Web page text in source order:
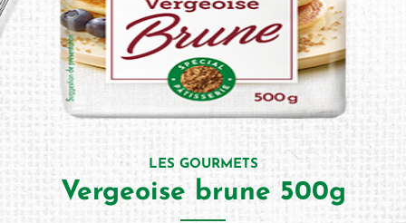
LES GOURMETS
Vergeoise brune 500g